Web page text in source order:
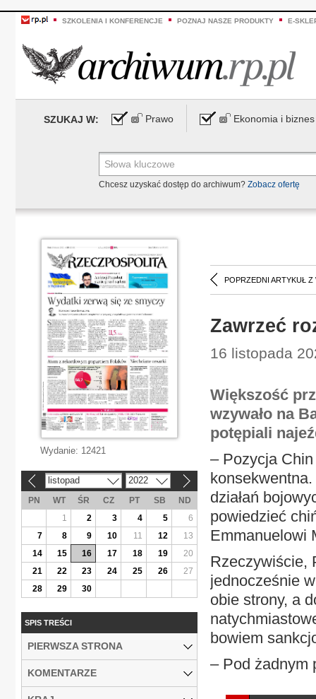
SZKOLENIA I KONFERENCJE POZNAJ NASZE PRODUKTY E-
SZUKAJ W: Prawo Ekonomia i biznes
Chcesz uzyskać dostęp do archiwum? Zobacz ofertę
POPRZEDNI ARTYKUŁ Z
Zawrzeć
16 listopada
Większość
wzywało na
potępiali
– Pozycja
działań
powiedzieć
Emmanuelowi
Rzeczywiście,
jednocześnie
obie strony, a
bowiem
– Pod żadnym
Wydanie: 12421
listopad 2022
PN WT ŚR CZ PT SB
ND
1
2 3 4 5
6
7
8 9 10 11 12
13
14
15 16 17 18 19
20
21
22 23 24 25 26
27
28
29 30
SPIS TREŚCI
PIERWSZA STRONA
KOMENTARZE